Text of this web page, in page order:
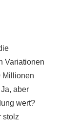
Variationen
Millionen
aber
wert?
stolz